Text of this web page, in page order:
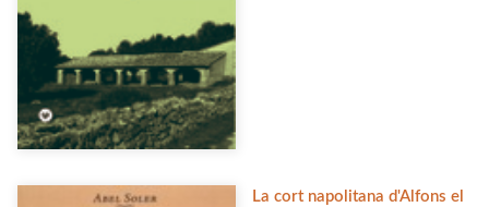
La cort napolitana d'Alfons el